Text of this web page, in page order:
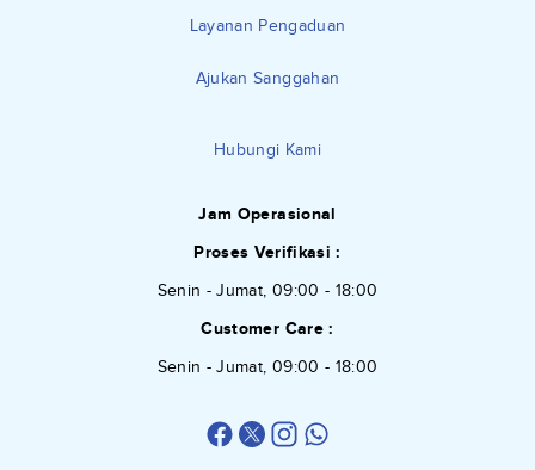
Layanan Pengaduan
Ajukan Sanggahan
Hubungi Kami
Jam Operasional
Proses Verifikasi :
Senin - Jumat, 09:00 - 18:00
Customer Care :
Senin - Jumat, 09:00 - 18:00